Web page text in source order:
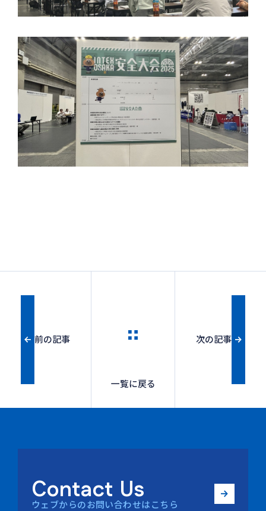
前の記事
一覧に戻る
次の記事
Contact Us
ウェブからのお問い合わせはこちら